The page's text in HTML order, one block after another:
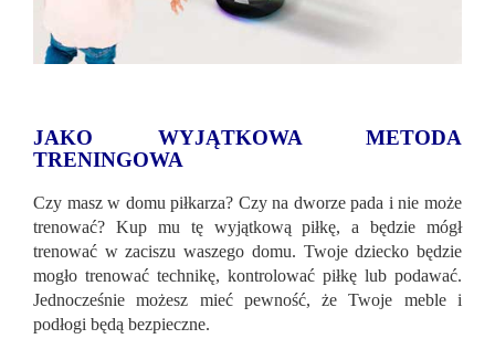
JAKO WYJĄTKOWA METODA
TRENINGOWA
Czy masz w domu piłkarza? Czy na dworze pada i nie może
trenować? Kup mu tę wyjątkową piłkę, a będzie mógł
trenować w zaciszu waszego domu. Twoje dziecko będzie
mogło trenować technikę, kontrolować piłkę lub podawać.
Jednocześnie możesz mieć pewność, że Twoje meble i
podłogi będą bezpieczne.